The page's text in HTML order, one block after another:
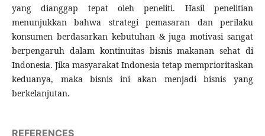
yang dianggap tepat oleh peneliti. Hasil penelitian
menunjukkan bahwa strategi pemasaran dan perilaku
konsumen berdasarkan kebutuhan & juga motivasi sangat
berpengaruh dalam kontinuitas bisnis makanan sehat di
Indonesia. Jika masyarakat Indonesia tetap memprioritaskan
keduanya, maka bisnis ini akan menjadi bisnis yang
berkelanjutan.
REFERENCES